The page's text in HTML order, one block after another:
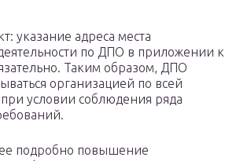
указание адреса места
по ДПО в приложении к
Таким образом, ДПО
организацией по всей
условии соблюдения ряда
подробно повышение